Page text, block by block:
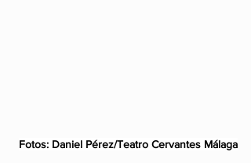
Fotos: Daniel Pérez/Teatro Cervantes Málaga